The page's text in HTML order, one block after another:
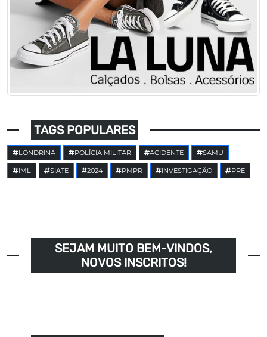
TAGS POPULARES
LONDRINA POLÍCIA MILITAR ACIDENTE SAMU
IML SIATE 2024 PMPR INVESTIGAÇÃO PRE
SEJAM MUITO BEM-VINDOS,
NOVOS INSCRITOS!